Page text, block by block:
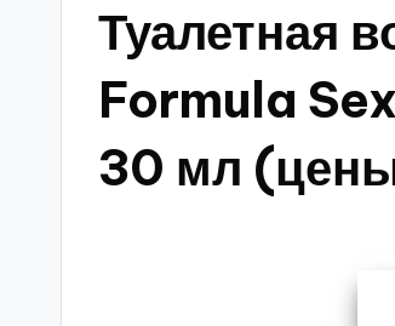
Туалетная
Formula
30 мл